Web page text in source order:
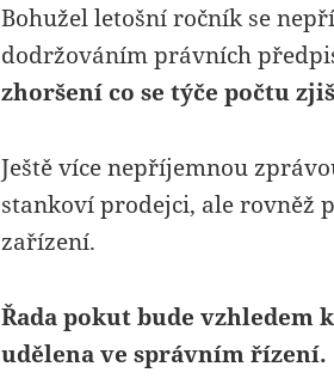
Bohužel letošní ročník se
dodržováním právních
zhoršení co se týče počtu
Ještě více nepříjemnou
stankoví prodejci, ale rovněž
zařízení.
Řada pokut bude vzhledem
udělena ve správním řízení.